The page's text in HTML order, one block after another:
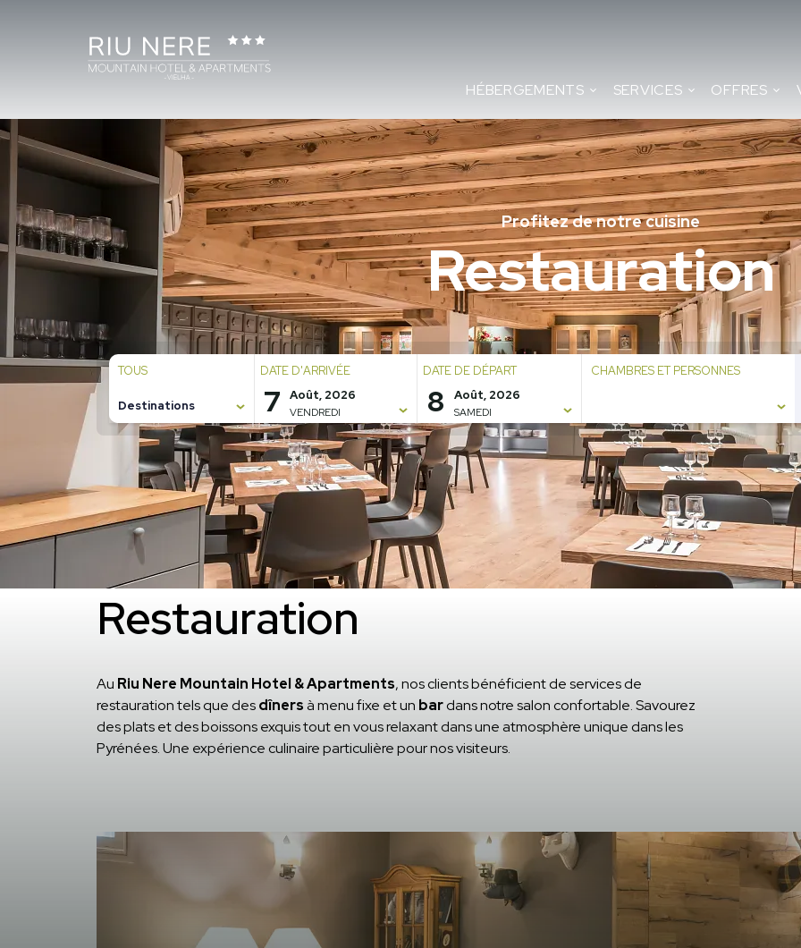
HÉBERGEMENTS SERVICES OFFRES
Profitez de notre cuisine
Restauration
TOUS
Destinations
DATE D'ARRIVÉE
7 Août, 2026
VENDREDI
DATE DE DÉPART
8 Août, 2026
SAMEDI
CHAMBRES ET PERSONNES
7 août, 2026 8 août, 2026
Home/Services de Riu Nere Mountain Hotel & Apartments /Restauration
GASTRONOMIE LOCALE
Restauration
Au Riu Nere Mountain Hotel & Apartments, nos clients bénéficient de services de
restauration tels que desdînersà menu fixe et un bardans notre salon confortable. Savourez
des plats et des boissons exquis tout en vous relaxant dans une atmosphère unique dans les
Pyrénées. Une expérience culinaire particulière pour nos visiteurs.